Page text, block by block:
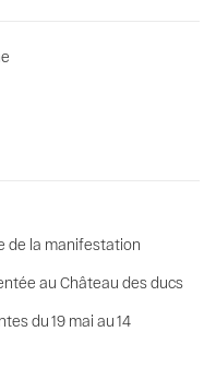
de la manifestation
au Château des ducs
du 19 mai au 14